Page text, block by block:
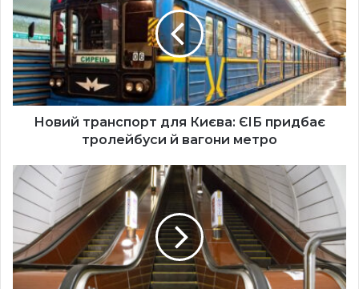
Києва:
ЄІБ
придбає
тролейбуси
й
вагони
метроНовий транспорт для Києва: ЄІБ придбає
тролейбуси й вагони метро
У
Києві
госпіталізували
хлопця,
який
розважався
на